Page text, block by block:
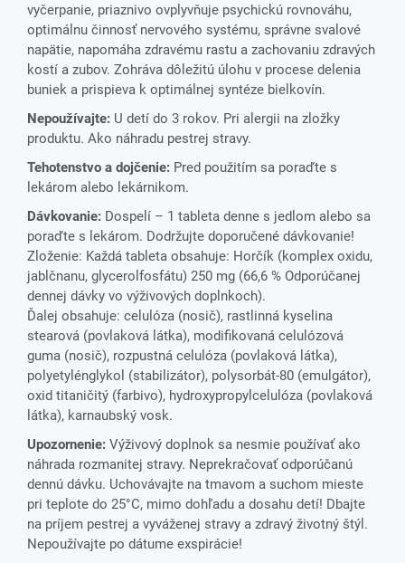
vyčerpanie, priaznivo ovplyvňuje psychickú rovnováhu,
optimálnu činnosť nervového systému, správne svalové
napätie, napomáha zdravému rastu a zachovaniu zdravých
kostí a zubov. Zohráva dôležitú úlohu v procese delenia
buniek a prispieva k optimálnej syntéze bielkovín.
Nepoužívajte: U detí do 3 rokov. Pri alergii na zložky
produktu. Ako náhradu pestrej stravy.
Tehotenstvo a dojčenie: Pred použitím sa poraďte s
lekárom alebo lekárnikom.
Dávkovanie: Dospelí – 1 tableta denne s jedlom alebo sa
poraďte s lekárom. Dodržujte doporučené dávkovanie!
Zloženie: Každá tableta obsahuje: Horčík (komplex oxidu,
jablčnanu, glycerolfosfátu) 250 mg (66,6 % Odporúčanej
dennej dávky vo výživových doplnkoch).
Ďalej obsahuje: celulóza (nosič), rastlinná kyselina
stearová (povlaková látka), modifikovaná celulózová
guma (nosič), rozpustná celulóza (povlaková látka),
polyetylénglykol (stabilizátor), polysorbát-80 (emulgátor),
oxid titaničitý (farbivo), hydroxypropylcelulóza (povlaková
látka), karnaubský vosk.
Upozornenie: Výživový doplnok sa nesmie používať ako
náhrada rozmanitej stravy. Neprekračovať odporúčanú
dennú dávku. Uchovávajte na tmavom a suchom mieste
pri teplote do 25°C, mimo dohľadu a dosahu detí! Dbajte
na príjem pestrej a vyváženej stravy a zdravý životný štýl.
Nepoužívajte po dátume exspirácie!